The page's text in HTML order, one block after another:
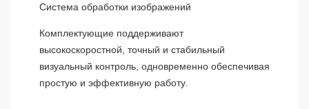
Система обработки изображений
Комплектующие поддерживают
высокоскоростной, точный и стабильный
визуальный контроль, одновременно обеспечивая
простую и эффективную работу.